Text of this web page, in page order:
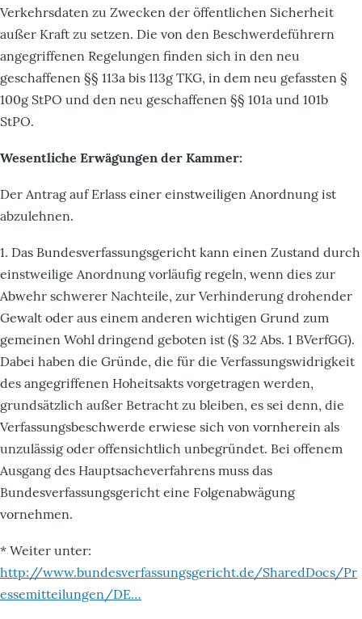
Verkehrsdaten zu Zwecken der öffentlichen Sicherheit
außer Kraft zu setzen. Die von den Beschwerdeführern
angegriffenen Regelungen finden sich in den neu
geschaffenen §§ 113a bis 113g TKG, in dem neu gefassten §
100g StPO und den neu geschaffenen §§ 101a und 101b
StPO.
Wesentliche Erwägungen der Kammer:
Der Antrag auf Erlass einer einstweiligen Anordnung ist
abzulehnen.
1. Das Bundesverfassungsgericht kann einen Zustand durch
einstweilige Anordnung vorläufig regeln, wenn dies zur
Abwehr schwerer Nachteile, zur Verhinderung drohender
Gewalt oder aus einem anderen wichtigen Grund zum
gemeinen Wohl dringend geboten ist (§ 32 Abs. 1 BVerfGG).
Dabei haben die Gründe, die für die Verfassungswidrigkeit
des angegriffenen Hoheitsakts vorgetragen werden,
grundsätzlich außer Betracht zu bleiben, es sei denn, die
Verfassungsbeschwerde erwiese sich von vornherein als
unzulässig oder offensichtlich unbegründet. Bei offenem
Ausgang des Hauptsacheverfahrens muss das
Bundesverfassungsgericht eine Folgenabwägung
vornehmen.
* Weiter unter:
http://www.bundesverfassungsgericht.de/SharedDocs/Pr
essemitteilungen/DE…